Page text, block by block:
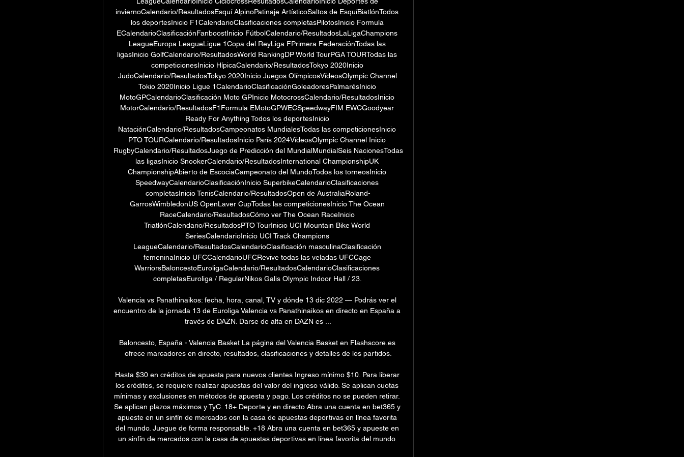
inviernoCalendario/ResultadosEsquí AlpinoPatinaje ArtísticoSaltos de EsquíBiatlónTodos
los deportesInicio F1CalendarioClasificaciones completasPilotosInicio Formula
ECalendarioClasificaciónFanboostInicio FútbolCalendario/ResultadosLaLigaChampions
LeagueEuropa LeagueLigue 1Copa del ReyLiga FPrimera FederaciónTodas las
ligasInicio GolfCalendario/ResultadosWorld RankingDP World TourPGA TOURTodas las
competicionesInicio HípicaCalendario/ResultadosTokyo 2020Inicio
JudoCalendario/ResultadosTokyo 2020Inicio Juegos OlímpicosVídeosOlympic Channel
Tokio 2020Inicio Ligue 1CalendarioClasificaciónGoleadoresPalmarésInicio
MotoGPCalendarioClasificación Moto GPInicio MotocrossCalendario/ResultadosInicio
MotorCalendario/ResultadosF1Formula EMotoGPWECSpeedwayFIM EWCGoodyear
Ready For Anything Todos los deportesInicio
NataciónCalendario/ResultadosCampeonatos MundialesTodas las competicionesInicio
PTO TOURCalendario/ResultadosInicio París 2024VídeosOlympic Channel Inicio
RugbyCalendario/ResultadosJuego de Predicción del MundialMundialSeis NacionesTodas
las ligasInicio SnookerCalendario/ResultadosInternational ChampionshipUK
ChampionshipAbierto de EscociaCampeonato del MundoTodos los torneosInicio
SpeedwayCalendarioClasificaciónInicio SuperbikeCalendarioClasificaciones
completasInicio TenisCalendario/ResultadosOpen de AustraliaRoland-
GarrosWimbledonUS OpenLaver CupTodas las competicionesInicio The Ocean
RaceCalendario/ResultadosCómo ver The Ocean RaceInicio
TriatlónCalendario/ResultadosPTO TourInicio UCI Mountain Bike World
SeriesCalendarioInicio UCI Track Champions
LeagueCalendario/ResultadosCalendarioClasificación masculinaClasificación
femeninaInicio UFCCalendarioUFCRevive todas las veladas UFCCage
WarriorsBaloncestoEuroligaCalendario/ResultadosCalendarioClasificaciones
completasEuroliga / RegularNikos Galis Olympic Indoor Hall / 23.
Valencia vs Panathinaikos: fecha, hora, canal, TV y dónde 13 dic 2022 — Podrás ver el
encuentro de la jornada 13 de Euroliga Valencia vs Panathinaikos en directo en España a
través de DAZN. Darse de alta en DAZN es ...
Baloncesto, España - Valencia Basket La página del Valencia Basket en Flashscore.es
ofrece marcadores en directo, resultados, clasificaciones y detalles de los partidos.
Hasta $30 en créditos de apuesta para nuevos clientes Ingreso mínimo $10. Para liberar
los créditos, se requiere realizar apuestas del valor del ingreso válido. Se aplican cuotas
mínimas y exclusiones en métodos de apuesta y pago. Los créditos no se pueden retirar.
Se aplican plazos máximos y TyC. 18+ Deporte y en directo Abra una cuenta en bet365 y
apueste en un sinfín de mercados con la casa de apuestas deportivas en línea favorita
del mundo. Juegue de forma responsable. +18 Abra una cuenta en bet365 y apueste en
un sinfín de mercados con la casa de apuestas deportivas en línea favorita del mundo.